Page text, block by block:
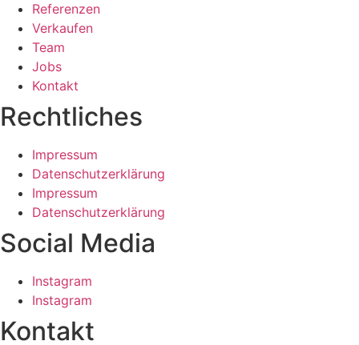
Referenzen
Verkaufen
Team
Jobs
Kontakt
Rechtliches
Impressum
Datenschutzerklärung
Impressum
Datenschutzerklärung
Social Media
Instagram
Instagram
Kontakt